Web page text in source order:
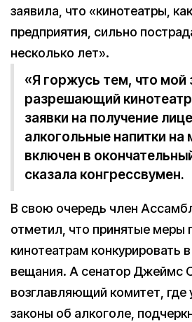
заявила, что «кинотеатры,
предприятия, сильно
несколько лет».
«Я горжусь тем, что мой
разрешающий
заявки на получение
алкогольные напитки на
включен в
сказала конгрессвумен.
В свою очередь член
отметил, что принятые меры
кинотеатрам конкурировать
вещания. А сенатор Джеймс
возглавляющий комитет,
законы об алкоголе,